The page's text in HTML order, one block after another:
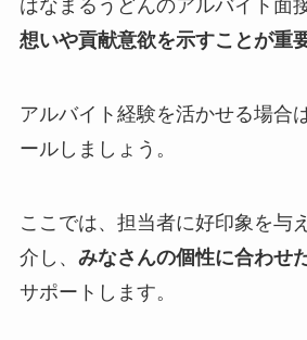
はなまるうどんのアルバイト面
想いや貢献意欲を示すことが重
アルバイト経験を活かせる場合
ールしましょう。
ここでは、担当者に好印象を与
介し、 みなさんの個性に合わせ
サポートします。